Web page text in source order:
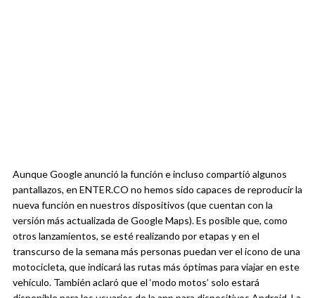
Aunque Google anunció la función e incluso compartió algunos
pantallazos, en ENTER.CO no hemos sido capaces de reproducir la
nueva función en nuestros dispositivos (que cuentan con la
versión más actualizada de Google Maps). Es posible que, como
otros lanzamientos, se esté realizando por etapas y en el
transcurso de la semana más personas puedan ver el icono de una
motocicleta, que indicará las rutas más óptimas para viajar en este
vehículo. También aclaró que el ‘modo motos’ solo estará